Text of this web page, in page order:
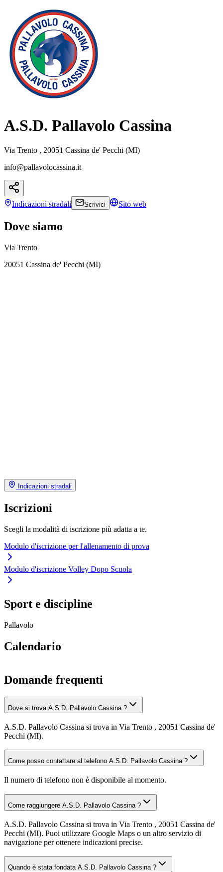
A.S.D. Pallavolo Cassina
Via Trento , 20051 Cassina de' Pecchi (MI)
info@pallavolocassina.it
Indicazioni stradali Scrivici Sito web
Dove siamo
Via Trento
20051 Cassina de' Pecchi (MI)
Indicazioni stradali
Iscrizioni
Scegli la modalità di iscrizione più adatta a te.
Modulo d'iscrizione per l'allenamento di prova
Modulo d'iscrizione Volley Dopo Scuola
Sport e discipline
Pallavolo
Calendario
Domande frequenti
Dove si trova A.S.D. Pallavolo Cassina ?
A.S.D. Pallavolo Cassina si trova in Via Trento , 20051 Cassina de'
Pecchi (MI).
Come posso contattare al telefono A.S.D. Pallavolo Cassina ?
Il numero di telefono non è disponibile al momento.
Come raggiungere A.S.D. Pallavolo Cassina ?
A.S.D. Pallavolo Cassina si trova in Via Trento , 20051 Cassina de'
Pecchi (MI). Puoi utilizzare Google Maps o un altro servizio di
navigazione per ottenere indicazioni precise.
Quando è stata fondata A.S.D. Pallavolo Cassina ?